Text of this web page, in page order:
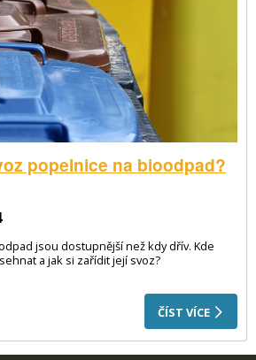
popelnice na bioodpad?
jsou dostupnější než kdy dřív. Kde
a jak si zařídit její svoz?
ČÍST VÍCE